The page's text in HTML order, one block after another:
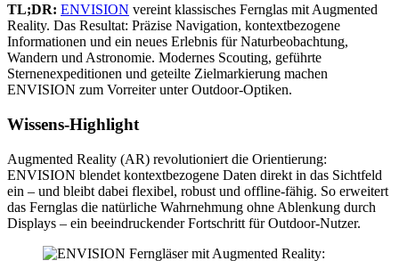
TL;DR: ENVISION vereint klassisches Fernglas mit Augmented
Reality. Das Resultat: Präzise Navigation, kontextbezogene
Informationen und ein neues Erlebnis für Naturbeobachtung,
Wandern und Astronomie. Modernes Scouting, geführte
Sternenexpeditionen und geteilte Zielmarkierung machen
ENVISION zum Vorreiter unter Outdoor-Optiken.
Wissens-Highlight
Augmented Reality (AR) revolutioniert die Orientierung:
ENVISION blendet kontextbezogene Daten direkt in das Sichtfeld
ein – und bleibt dabei flexibel, robust und offline-fähig. So erweitert
das Fernglas die natürliche Wahrnehmung ohne Ablenkung durch
Displays – ein beeindruckender Fortschritt für Outdoor-Nutzer.